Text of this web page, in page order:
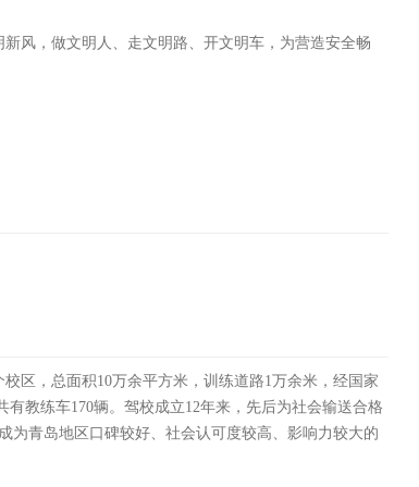
，做文明人、走文明路、开文明车，为营造安全畅
区，总面积10万余平方米，训练道路1万余米，经国家
教练车170辆。驾校成立12年来，先后为社会输送合格
为青岛地区口碑较好、社会认可度较高、影响力较大的